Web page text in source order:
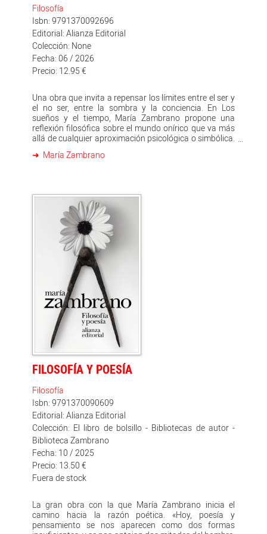
Filosofía
Isbn: 9791370092696
Editorial: Alianza Editorial
Colección: None
Fecha: 06 / 2026
Precio: 12.95 €
Una obra que invita a repensar los límites entre el ser y
el no ser, entre la sombra y la conciencia. En Los
sueños y el tiempo, María Zambrano propone una
reflexión filosófica sobre el mundo onírico que va más
allá de cualquier aproximación psicológica o simbólica.
primaria de la vida humana: un estado en el que el
fundamental: es precisamente en la privación (de
tiempo, de conciencia, de sí) donde se revela con mayor
claridad la condición trascendente del ser humano. El
despertar no es un simple retorno a la vigilia, sino la
conquista del tiempo como condición esencial de la
existencia.
María Zambrano
FILOSOFÍA Y POESÍA
Filosofía
Isbn: 9791370090609
Editorial: Alianza Editorial
Colección: El libro de bolsillo - Bibliotecas de autor -
Biblioteca Zambrano
Fecha: 10 / 2025
Precio: 13.50 €
Fuera de stock
La gran obra con la que María Zambrano inicia el
camino hacia la razón poética. «Hoy, poesía y
pensamiento se nos aparecen como dos formas